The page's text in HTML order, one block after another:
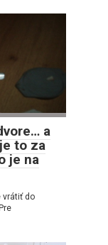
a
to za
je na
vrátiť do